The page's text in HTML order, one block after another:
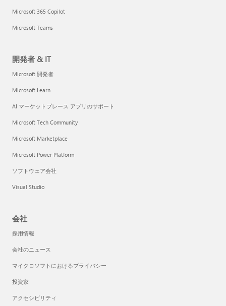
Microsoft 365 Copilot
Microsoft Teams
開発者 & IT
Microsoft 開発者
Microsoft Learn
AI マーケットプレース アプリのサポート
Microsoft Tech Community
Microsoft Marketplace
Microsoft Power Platform
ソフトウェア会社
Visual Studio
会社
採用情報
会社のニュース
マイクロソフトにおけるプライバシー
投資家
アクセシビリティ